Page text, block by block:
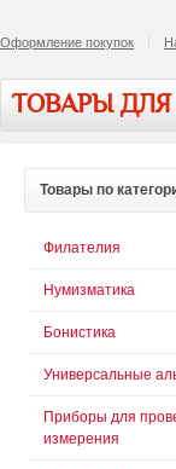
Оформление покупок
ТОВАРЫ
Товары по
Филателия
Нумизматика
Бонистика
Универсальные
Приборы для
измерения